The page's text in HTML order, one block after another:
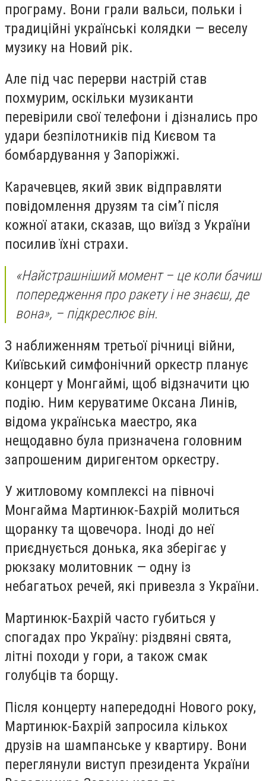
програму. Вони грали вальси, польки і
традиційні українські колядки — веселу
музику на Новий рік.
Але під час перерви настрій став
похмурим, оскільки музиканти
перевірили свої телефони і дізнались про
удари безпілотників під Києвом та
бомбардування у Запоріжжі.
Карачевцев, який звик відправляти
повідомлення друзям та сім’ї після
кожної атаки, сказав, що виїзд з України
посилив їхні страхи.
«Найстрашніший момент – це коли бачиш
попередження про ракету і не знаєш, де
вона», – підкреслює він.
З наближенням третьої річниці війни,
Київський симфонічний оркестр планує
концерт у Монгаймі, щоб відзначити цю
подію. Ним керуватиме Оксана Линів,
відома українська маестро, яка
нещодавно була призначена головним
запрошеним диригентом оркестру.
У житловому комплексі на півночі
Монгайма Мартинюк-Бахрій молиться
щоранку та щовечора. Іноді до неї
приєднується донька, яка зберігає у
рюкзаку молитовник — одну із
небагатьох речей, які привезла з України.
Мартинюк-Бахрій часто губиться у
спогадах про Україну: різдвяні свята,
літні походи у гори, а також смак
голубців та борщу.
Після концерту напередодні Нового року,
Мартинюк-Бахрій запросила кількох
друзів на шампанське у квартиру. Вони
переглянули виступ президента України